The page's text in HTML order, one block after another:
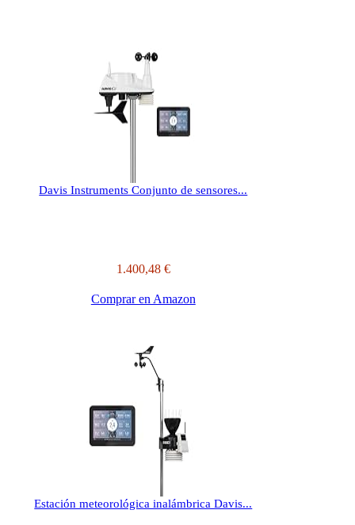
Davis Instruments Conjunto de sensores...
1.400,48 €
Comprar en Amazon
Estación meteorológica inalámbrica Davis...